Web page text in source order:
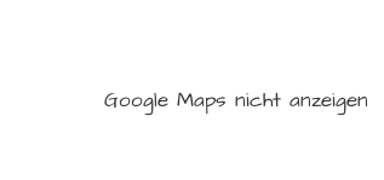
Google Maps nicht anzeigen